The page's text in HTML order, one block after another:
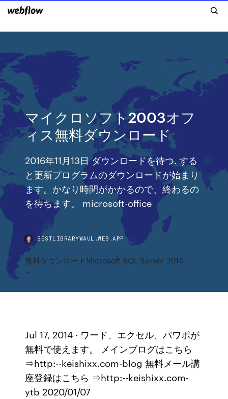
マイクロソフト2003オフ
ィス無料ダウンロード
2016年11月13日 ダウンロードを待つ. する
と更新プログラムのダウンロードが始まり
ます。かなり時間がかかるので、終わるの
を待ちます。 microsoft-office
BESTLIBRARYWAUL.WEB.APP
無料ダウンロードMicrosoft SQL Server 2014
Jul 17, 2014 · ワード、エクセル、パワポが
無料で使えます。 メインブログはこちら
⇒http:--keishixx.com-blog 無料メール講
座登録はこちら ⇒http:--keishixx.com-
ytb 2020/01/07